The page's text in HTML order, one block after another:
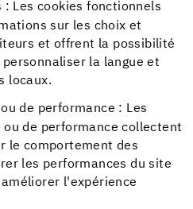
: Les cookies fonctionnels
sur les choix et
et offrent la possibilité
la langue et
locaux.
de performance : Les
de performance collectent
le comportement des
les performances du site
l'expérience